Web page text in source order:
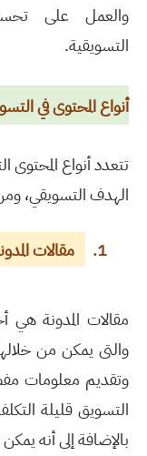
والعمل على
التسويقية.
أنواع المحتوى في
تتعدد أنواع
الهدف التسويقي،
1. مقالات
مقالات المدونة هي
والتى يمكن من
وتقديم معلومات
التسويق قليلة
بالإضافة إلى أنه